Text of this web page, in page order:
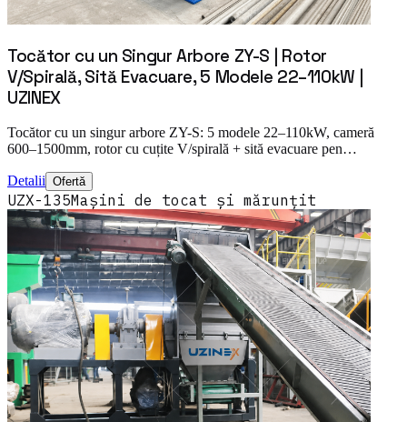
Tocător cu un Singur Arbore ZY-S | Rotor
V/Spirală, Sită Evacuare, 5 Modele 22–110kW |
UZINEX
Tocător cu un singur arbore ZY-S: 5 modele 22–110kW, cameră
600–1500mm, rotor cu cuțite V/spirală + sită evacuare pen…
Detalii Ofertă
UZX-135Mașini de tocat și mărunțit